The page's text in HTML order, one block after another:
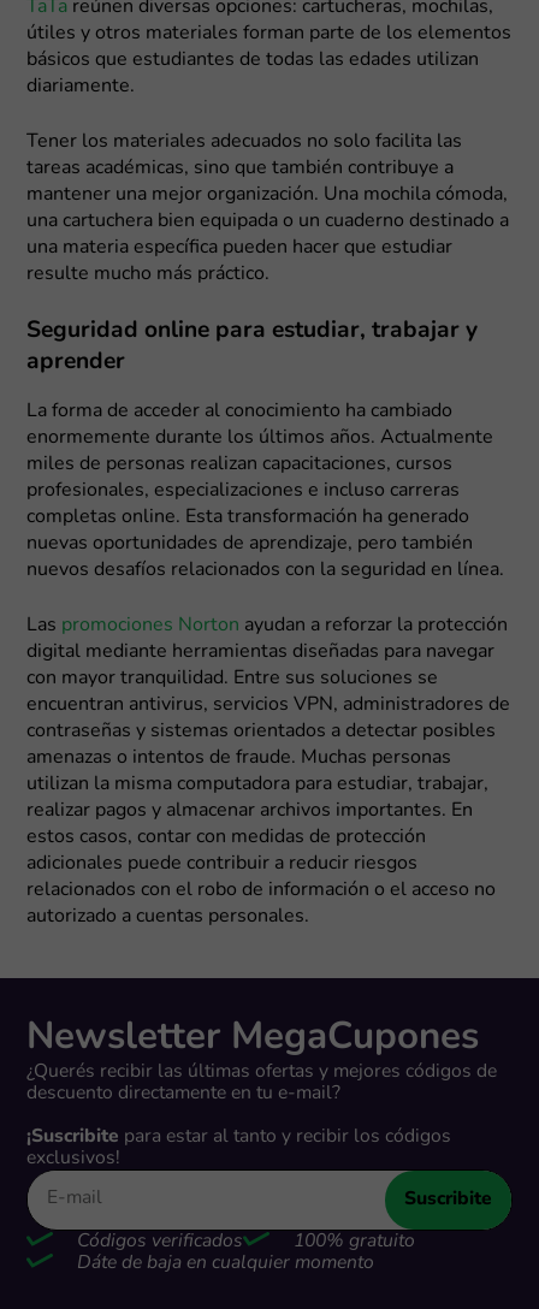
TaTa reúnen diversas opciones: cartucheras, mochilas,
útiles y otros materiales forman parte de los elementos
básicos que estudiantes de todas las edades utilizan
diariamente.
Tener los materiales adecuados no solo facilita las
tareas académicas, sino que también contribuye a
mantener una mejor organización. Una mochila cómoda,
una cartuchera bien equipada o un cuaderno destinado a
una materia específica pueden hacer que estudiar
resulte mucho más práctico.
Seguridad online para estudiar, trabajar y
aprender
La forma de acceder al conocimiento ha cambiado
enormemente durante los últimos años. Actualmente
miles de personas realizan capacitaciones, cursos
profesionales, especializaciones e incluso carreras
completas online. Esta transformación ha generado
nuevas oportunidades de aprendizaje, pero también
nuevos desafíos relacionados con la seguridad en línea.
Las promociones Norton ayudan a reforzar la protección
digital mediante herramientas diseñadas para navegar
con mayor tranquilidad. Entre sus soluciones se
encuentran antivirus, servicios VPN, administradores de
contraseñas y sistemas orientados a detectar posibles
amenazas o intentos de fraude. Muchas personas
utilizan la misma computadora para estudiar, trabajar,
realizar pagos y almacenar archivos importantes. En
estos casos, contar con medidas de protección
adicionales puede contribuir a reducir riesgos
relacionados con el robo de información o el acceso no
autorizado a cuentas personales.
Newsletter MegaCupones
¿Querés recibir las últimas ofertas y mejores códigos de
descuento directamente en tu e-mail?
¡Suscribite para estar al tanto y recibir los códigos
exclusivos!
Suscribite
Códigos verificados
100% gratuito
Dáte de baja en cualquier momento